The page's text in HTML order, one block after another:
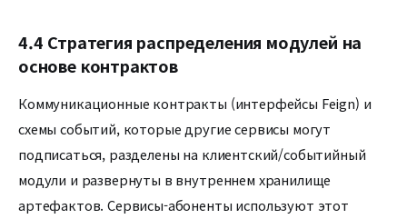
4.4 Стратегия распределения модулей на
основе контрактов
Коммуникационные контракты (интерфейсы Feign) и
схемы событий, которые другие сервисы могут
подписаться, разделены на клиентский/событийный
модули и развернуты в внутреннем хранилище
артефактов. Сервисы-абоненты используют этот